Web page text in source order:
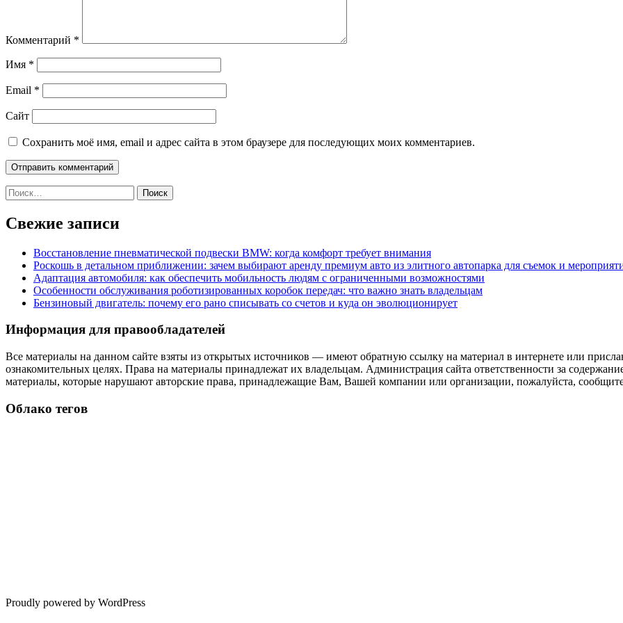
Комментарий *
Имя *
Email *
Сайт
Сохранить моё имя, email и адрес сайта в этом браузере для последующих моих комментариев.
Найти:
Свежие записи
Восстановление пневматической подвески BMW: когда комфорт требует внимания
Роскошь в детальном приближении: зачем выбирают аренду премиум авто из элитного автопарка для съемок и
Адаптация автомобиля: как обеспечить мобильность людям с ограниченными возможностями
Особенности обслуживания роботизированных коробок передач: что важно знать владельцам
Бензиновый двигатель: почему его рано списывать со счетов и куда он эволюционирует
Информация для правообладателей
Все материалы на данном сайте взяты из открытых источников — имеют обратную ссылку на материал в интернете или
ознакомительных целях. Права на материалы принадлежат их владельцам. Администрация сайта ответственности за
материалы, которые нарушают авторские права, принадлежащие Вам, Вашей компании или организации, пожалуйста,
Облако тегов
Proudly powered by WordPress